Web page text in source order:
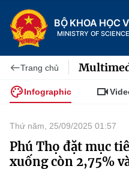
BỘ KHOA HỌC
MINISTRY OF
Trang chủ
Trang chủ
Infographic
Thứ năm, 25/09/2025 01:57
Phú Thọ đặt mục
xuống còn 2,75%